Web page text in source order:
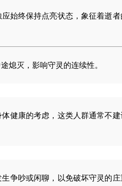
始终保持点亮状态，象征着逝
熄灭，影响守灵的连续性。
健康的考虑，这类人群通常不
生争吵或闲聊，以免破坏守灵的